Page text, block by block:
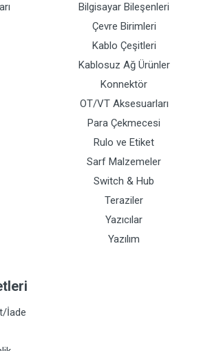
Bilgisayar Bileşenleri
Çevre Birimleri
Kablo Çeşitleri
Kablosuz Ağ Ürünler
Konnektör
OT/VT Aksesuarları
Para Çekmecesi
Rulo ve Etiket
Sarf Malzemeler
Switch & Hub
Teraziler
Yazıcılar
Yazılım
İade